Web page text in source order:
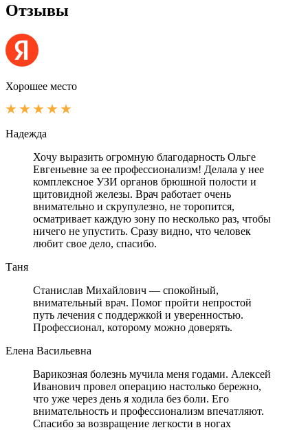
Отзывы
Хорошее место
Надежда
Хочу выразить огромную благодарность Ольге
Евгеньевне за ее профессионализм! Делала у нее
комплексное УЗИ органов брюшной полости и
щитовидной железы. Врач работает очень
внимательно и скрупулезно, не торопится,
осматривает каждую зону по несколько раз, чтобы
ничего не упустить. Сразу видно, что человек
любит свое дело, спасибо.
Таня
Станислав Михайлович — спокойный,
внимательный врач. Помог пройти непростой
путь лечения с поддержкой и уверенностью.
Профессионал, которому можно доверять.
Елена Васильевна
Варикозная болезнь мучила меня годами. Алексей
Иванович провел операцию настолько бережно,
что уже через день я ходила без боли. Его
внимательность и профессионализм впечатляют.
Спасибо за возвращение легкости в ногах